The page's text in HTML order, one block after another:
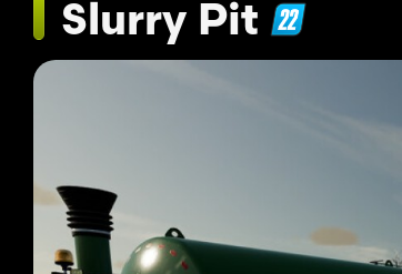
Slurry Pit